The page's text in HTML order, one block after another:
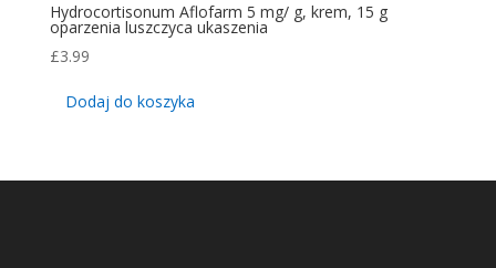
Hydrocortisonum Aflofarm 5 mg/ g, krem, 15 g
oparzenia luszczyca ukaszenia
£3.99
Dodaj do koszyka